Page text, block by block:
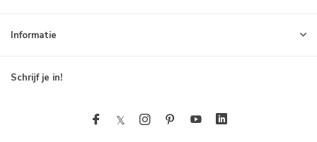
Informatie
Schrijf je in!